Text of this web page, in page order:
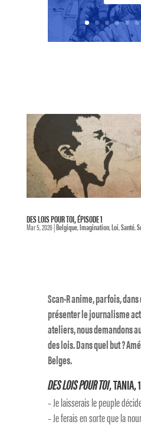
DES LOIS POUR TOI, ÉPISODE 1
Mar 5, 2026|Belgique,Imagination,Loi,Santé,
Scan-R anime, parfois,
présenter le journalisme
ateliers, nous demandons
des lois. Dans quel but ?
Belges.
DES LOIS POUR TOI, TANIA,
– Je laisserais le peuple
– Je ferais en sorte que la